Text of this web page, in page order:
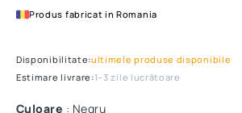
Produs fabricat in Romania
Disponibilitate:ultimele produse disponibile
Estimare livrare:1–3 zile lucrătoare
Culoare : Negru